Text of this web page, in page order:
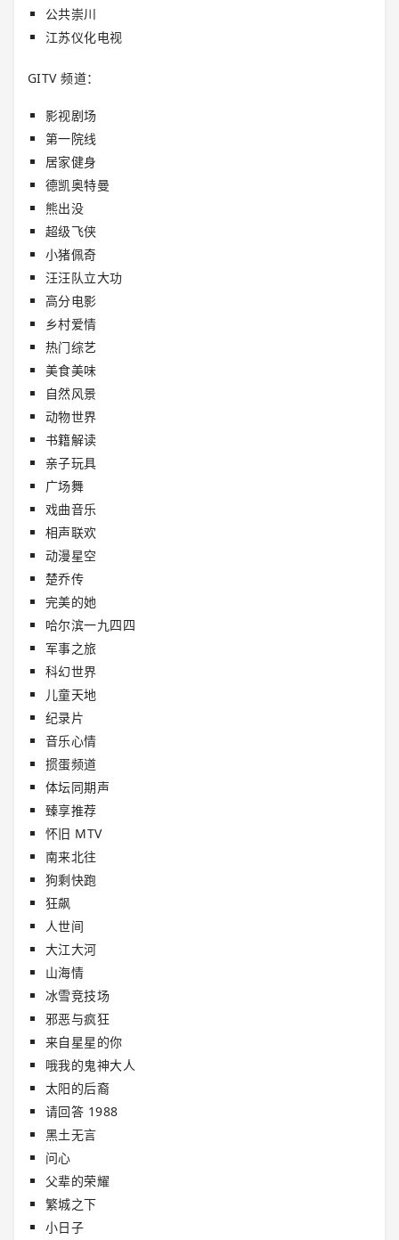
公共崇川
江苏仪化电视
GITV 频道：
影视剧场
第一院线
居家健身
德凯奥特曼
熊出没
超级飞侠
小猪佩奇
汪汪队立大功
高分电影
乡村爱情
热门综艺
美食美味
自然风景
动物世界
书籍解读
亲子玩具
广场舞
戏曲音乐
相声联欢
动漫星空
楚乔传
完美的她
哈尔滨一九四四
军事之旅
科幻世界
儿童天地
纪录片
音乐心情
掼蛋频道
体坛同期声
臻享推荐
怀旧 MTV
南来北往
狗剩快跑
狂飙
人世间
大江大河
山海情
冰雪竞技场
邪恶与疯狂
来自星星的你
哦我的鬼神大人
太阳的后裔
请回答 1988
黑土无言
问心
父辈的荣耀
繁城之下
小日子